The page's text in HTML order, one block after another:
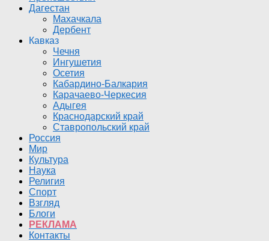
Дагестан
Махачкала
Дербент
Кавказ
Чечня
Ингушетия
Осетия
Кабардино-Балкария
Карачаево-Черкесия
Адыгея
Краснодарский край
Ставропольский край
Россия
Мир
Культура
Наука
Религия
Спорт
Взгляд
Блоги
РЕКЛАМА
Контакты